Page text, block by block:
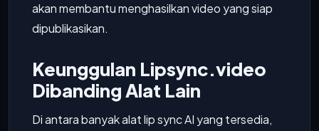
akan membantu menghasilkan video yang siap
dipublikasikan.
Keunggulan Lipsync.video
Dibanding Alat Lain
Di antara banyak alat lip sync AI yang tersedia,